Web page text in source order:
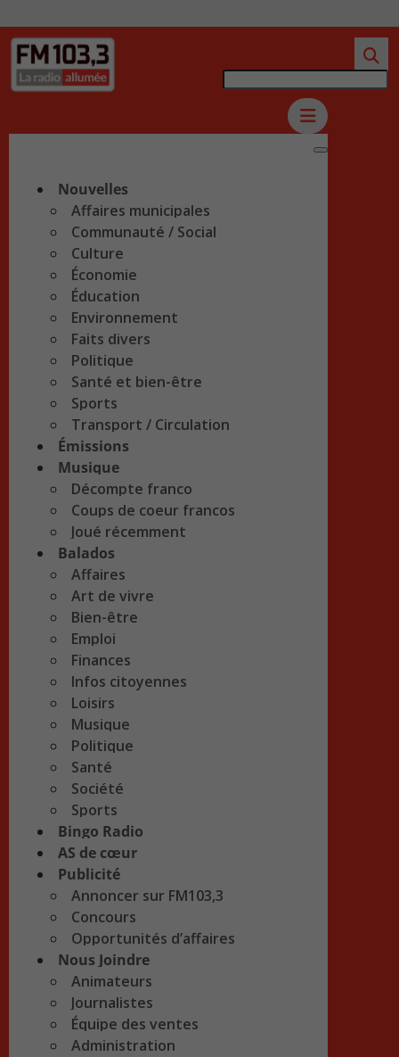
Nouvelles
Affaires municipales
Communauté / Social
Culture
Économie
Éducation
Environnement
Faits divers
Politique
Santé et bien-être
Sports
Transport / Circulation
Émissions
Musique
Décompte franco
Coups de coeur francos
Joué récemment
Balados
Affaires
Art de vivre
Bien-être
Emploi
Finances
Infos citoyennes
Loisirs
Musique
Politique
Santé
Société
Sports
Bingo Radio
AS de cœur
Publicité
Annoncer sur FM103,3
Concours
Opportunités d’affaires
Nous Joindre
Animateurs
Journalistes
Équipe des ventes
Administration